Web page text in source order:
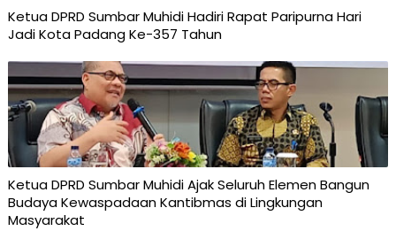
Ketua DPRD Sumbar Muhidi Hadiri Rapat Paripurna Hari
Jadi Kota Padang Ke-357 Tahun
Ketua DPRD Sumbar Muhidi Ajak Seluruh Elemen Bangun
Budaya Kewaspadaan Kantibmas di Lingkungan
Masyarakat